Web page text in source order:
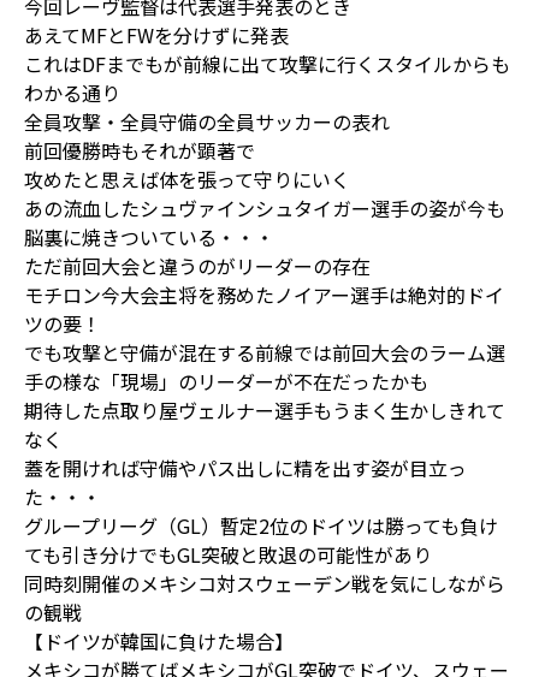
今回レーヴ監督は代表選手発表のとき
あえてMFとFWを分けずに発表
これはDFまでもが前線に出て攻撃に行くスタイルからも
わかる通り
全員攻撃・全員守備の全員サッカーの表れ
前回優勝時もそれが顕著で
攻めたと思えば体を張って守りにいく
あの流血したシュヴァインシュタイガー選手の姿が今も
脳裏に焼きついている・・・
ただ前回大会と違うのがリーダーの存在
モチロン今大会主将を務めたノイアー選手は絶対的ドイ
ツの要！
でも攻撃と守備が混在する前線では前回大会のラーム選
手の様な「現場」のリーダーが不在だったかも
期待した点取り屋ヴェルナー選手もうまく生かしきれて
なく
蓋を開ければ守備やパス出しに精を出す姿が目立っ
た・・・
グループリーグ（GL）暫定2位のドイツは勝っても負け
ても引き分けでもGL突破と敗退の可能性があり
同時刻開催のメキシコ対スウェーデン戦を気にしながら
の観戦
【ドイツが韓国に負けた場合】
メキシコが勝てばメキシコがGL突破でドイツ、スウェー